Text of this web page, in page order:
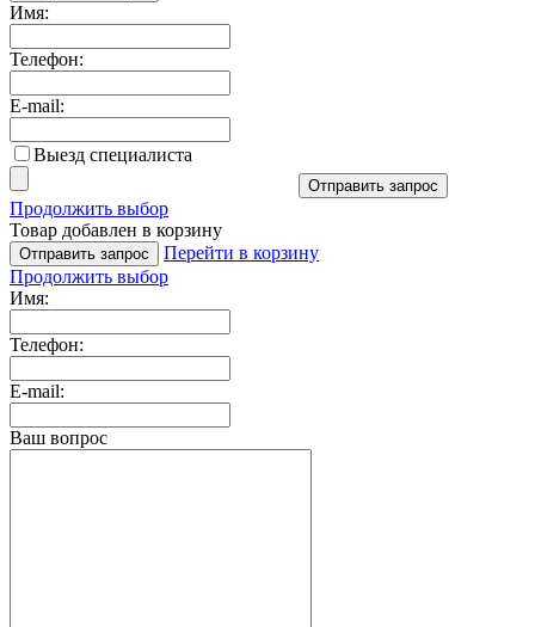
Имя:
Телефон:
E-mail:
Выезд специалиста
Отправить запрос
Продолжить выбор
Товар добавлен в корзину
Отправить запрос
Перейти в корзину
Продолжить выбор
Имя:
Телефон:
E-mail:
Ваш вопрос